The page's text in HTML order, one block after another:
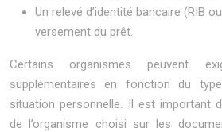
Un relevé d’identité bancaire (RIB
versement du prêt.
Certains organismes peuvent
supplémentaires en fonction du
situation personnelle. Il est important
de l’organisme choisi sur les